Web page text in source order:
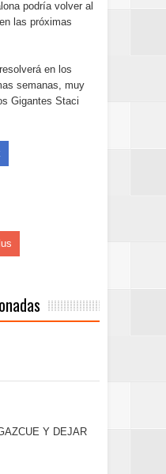
podría volver al
las próximas
en los
semanas, muy
Gigantes Staci
Y DEJAR